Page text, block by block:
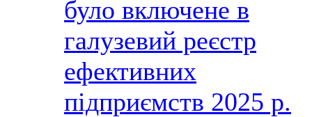
було включене в
галузевий реєстр
ефективних
підприємств 2025 р.